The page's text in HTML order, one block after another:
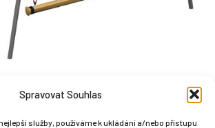
Spravovat Souhlas
služby, používáme k ukládání a/nebo přístupu